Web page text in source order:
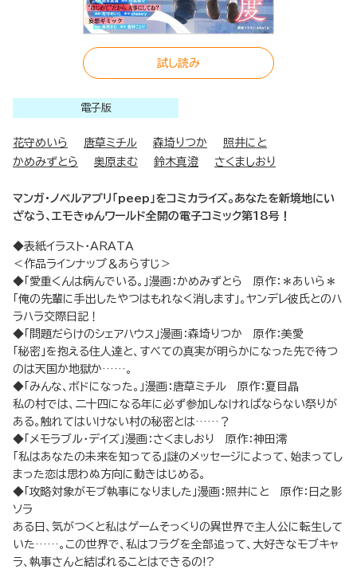
試し読み
電子版
花守めいら 唐草ミチル 森埼りつか
照井にと
かめみずとら
奥原まむ 鈴木真澄 さくましおり
マンガ・ノベルアプリ「peep」をコミカライズ。あなたを新境地にい
ざなう、エモきゅんワールド全開の電子コミック第18号！
◆表紙イラスト・ARATA
＜作品ラインナップ＆あらすじ＞
◆「愛重くんは病んでいる。」漫画：かめみずとら 原作：＊あいら＊
「俺の先輩に手出したやつはもれなく消します」。ヤンデレ彼氏とのハ
ラハラ交際日記！
◆「問題だらけのシェアハウス」漫画：森埼りつか 原作：美愛
「秘密」を抱える住人達と、すべての真実が明らかになった先で待つ
のは天国か地獄か……。
◆「みんな、ボドになった。」漫画：唐草ミチル 原作：夏目晶
私の村では、二十四になる年に必ず参加しなければならない祭りが
ある。触れてはいけない村の秘密とは……？
◆「メモラブル・デイズ」漫画：さくましおり 原作：神田澪
「私はあなたの未来を知ってる」謎のメッセージによって、始まってし
まった恋は思わぬ方向に動きはじめる。
◆「攻略対象がモブ執事になりました」漫画：照井にと 原作：日之影
ソラ
ある日、気がつくと私はゲームそっくりの異世界で主人公に転生して
いた……。この世界で、私はフラグを全部追って、大好きなモブキャ
ラ、執事さんと結ばれることはできるの!?